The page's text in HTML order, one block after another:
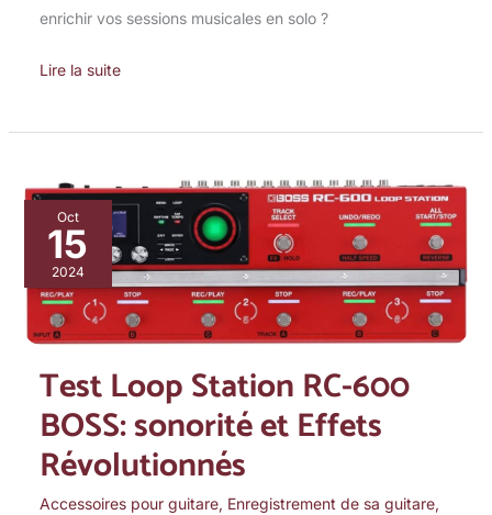
enrichir vos sessions musicales en solo ?
Lire la suite
Oct
15
2024
Test Loop Station RC-600
BOSS: sonorité et Effets
Révolutionnés
Accessoires pour guitare, Enregistrement de sa guitare,
Test
Loop
Station
RC-
600
sonorité
et
Effets
Révolutionnés